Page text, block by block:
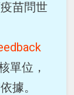
苗問世
單位，
據。